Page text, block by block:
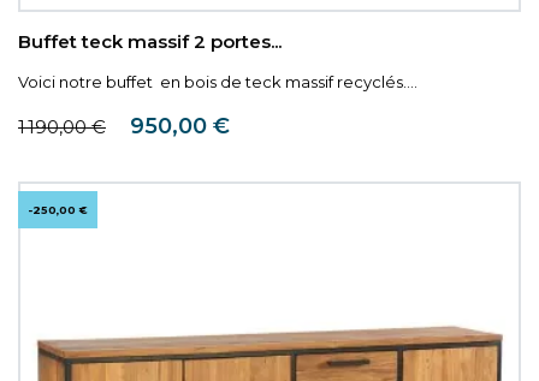
Buffet teck massif 2 portes...
Voici notre buffet en bois de teck massif recyclés....
Prix de base
1 190,00 € Prix
950,00 €
-250,00 €